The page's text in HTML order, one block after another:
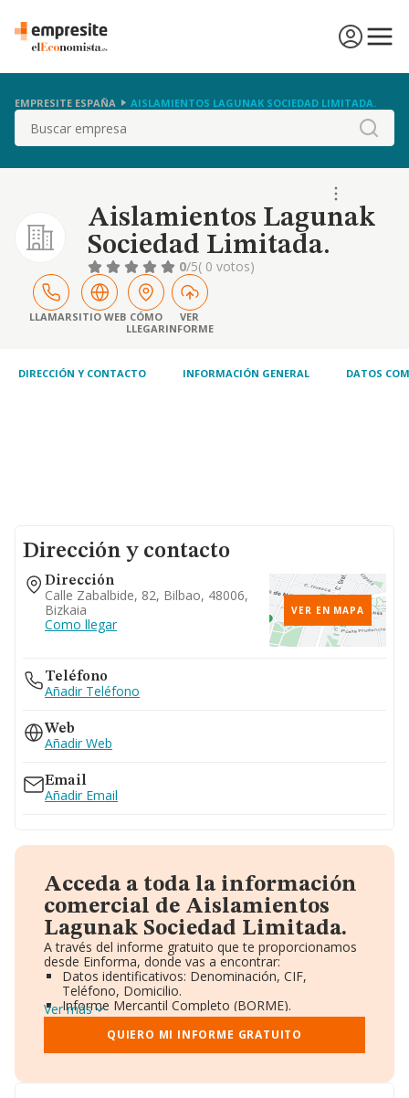
EMPRESITE ESPAÑA AISLAMIENTOS LAGUNAK SOCIEDAD LIMITADA.
Buscar
Aislamientos Lagunak
Sociedad Limitada.
0/5( 0 votos)
LLAMARSITIO WEB CÓMO
LLEGAR
VER
INFORME
DIRECCIÓN Y CONTACTO INFORMACIÓN GENERAL DATOS
Dirección y contacto
Dirección
Calle Zabalbide, 82, Bilbao, 48006,
Bizkaia
Como llegar
VER EN MAPA
Teléfono
Añadir Teléfono
Web
Añadir Web
Email
Añadir Email
Acceda a toda la información
comercial de Aislamientos
Lagunak Sociedad Limitada.
A través del informe gratuito que te proporcionamos
desde Einforma, donde vas a encontrar:
Datos identificativos: Denominación, CIF,
Teléfono, Domicilio.
Informe Mercantil Completo (BORME).
Gráficos de Evolución Ventas y Empleados.
Consejo de Administración y Administradores.
Directivos y Ejecutivos.
Ver más
QUIERO MI INFORME GRATUITO